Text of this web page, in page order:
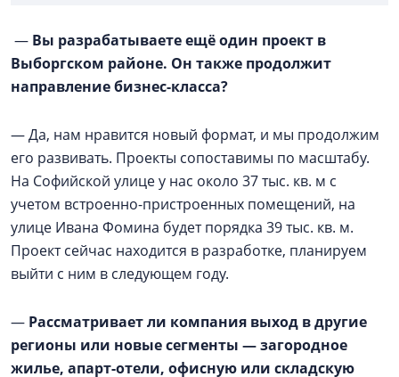
— Вы разрабатываете ещё один проект в
Выборгском районе. Он также продолжит
направление бизнес-класса?
— Да, нам нравится новый формат, и мы продолжим
его развивать. Проекты сопоставимы по масштабу.
На Софийской улице у нас около 37 тыс. кв. м с
учетом встроенно-пристроенных помещений, на
улице Ивана Фомина будет порядка 39 тыс. кв. м.
Проект сейчас находится в разработке, планируем
выйти с ним в следующем году.
— Рассматривает ли компания выход в другие
регионы или новые сегменты — загородное
жилье, апарт-отели, офисную или складскую